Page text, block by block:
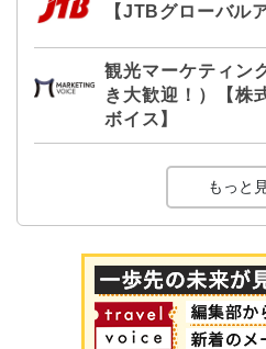
【JTBグローバル
観光マーケティン
き大歓迎！）【株
ボイス】
もっと